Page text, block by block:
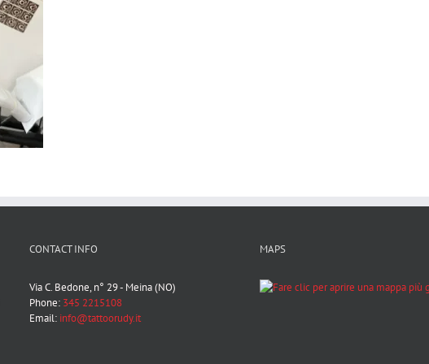
CONTACT INFO
Via C. Bedone, n° 29 - Meina (NO)
Phone: 345 2215108
Email: info@tattoorudy.it
MAPS